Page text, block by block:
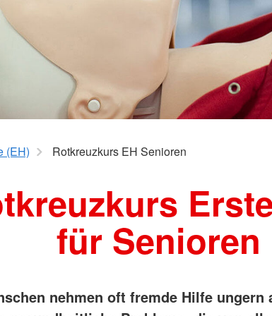
Kinder, Jugend und Familie
Babysitterausbildung
Virtueller Rettungswagen
Wiederbelebung an Schulen
(EH) Rotkreuzkurs EH Senioren
für Senioren
nehmen oft fremde Hilfe ungern